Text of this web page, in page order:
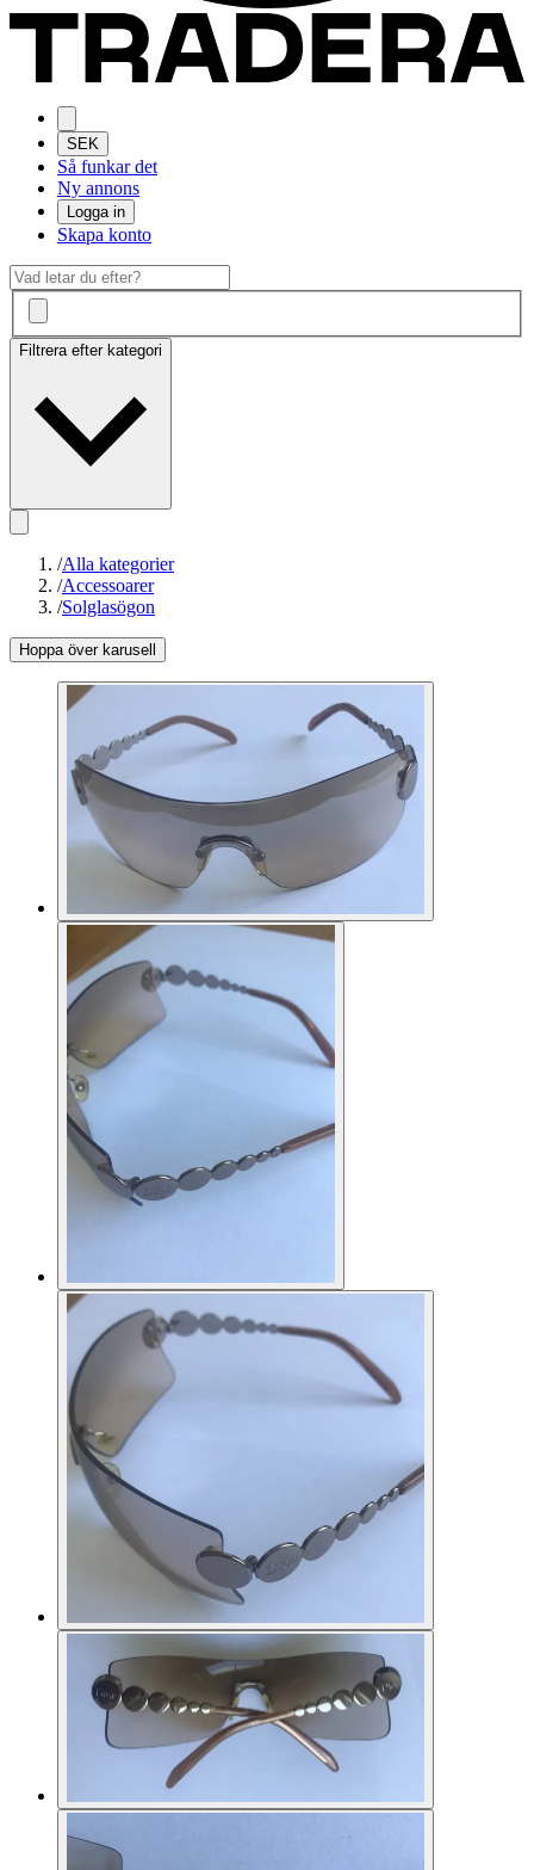
SEK
Så funkar det
Ny annons
Logga in
Skapa konto
Filtrera efter kategori
/Alla kategorier
/Accessoarer
/Solglasögon
Hoppa över karusell